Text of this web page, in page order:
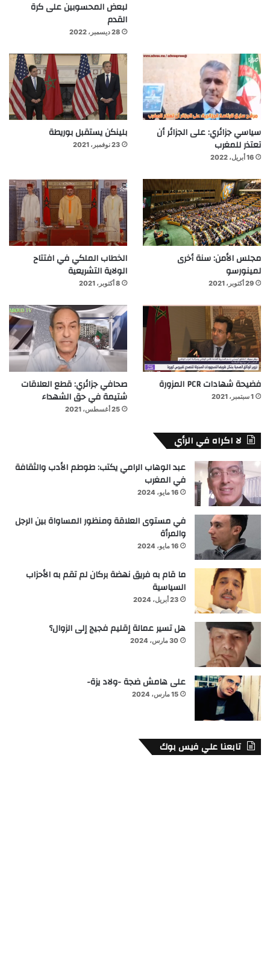
لبعض المحسوبين على كرة
القدم
28 ديسمبر، 2022
سياسي جزائري: على الجزائر أن
تعتذر للمغرب
16 أبريل، 2022
بلينكن يستقبل بوريطة
23 نوفمبر، 2021
مجلس الأمن: سنة أخرى
لمينورسو
29 أكتوبر، 2021
الخطاب الملكي في افتتاح
الولاية التشريعية
8 أكتوبر، 2021
فضيحة شهادات PCR المزورة
1 سبتمبر، 2021
صحافي جزائري: قطع العلاقات
شتيمة في حق الشهداء
25 أغسطس، 2021
لا اكراه في الرأي
عبد الوهاب الرامي يكتب: طوطم الأدب والثقافة
في المغرب
16 مايو، 2024
في مستوى العلاقة ومنظور المساواة بين الرجل
والمرأة
16 مايو، 2024
ما قام به فريق نهضة بركان لم تقم به الأحزاب
السياسية
23 أبريل، 2024
هل تسير عمالة إقليم فجيج إلى الزوال؟
30 مارس، 2024
على هامش ضجة -ولاد يزة-
15 مارس، 2024
تابعنا علي فيس بوك